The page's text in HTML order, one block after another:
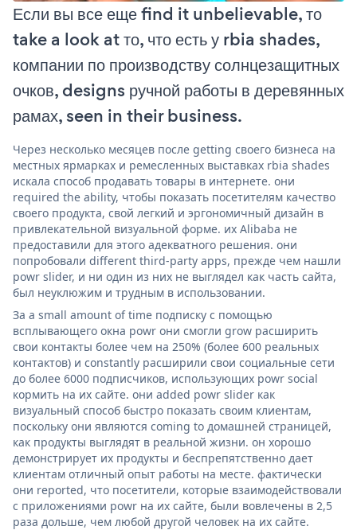
Если вы все еще find it unbelievable, то
take a look at то, что есть у rbia shades,
компании по производству солнцезащитных
очков, designs ручной работы в деревянных
рамах, seen in their business.
Через несколько месяцев после getting своего бизнеса на
местных ярмарках и ремесленных выставках rbia shades
искала способ продавать товары в интернете. они
required the ability, чтобы показать посетителям качество
своего продукта, свой легкий и эргономичный дизайн в
привлекательной визуальной форме. их Alibaba не
предоставили для этого адекватного решения. они
попробовали different third-party apps, прежде чем нашли
powr slider, и ни один из них не выглядел как часть сайта,
был неуклюжим и трудным в использовании.
За a small amount of time подписку с помощью
всплывающего окна powr они смогли grow расширить
свои контакты более чем на 250% (более 600 реальных
контактов) и constantly расширили свои социальные сети
до более 6000 подписчиков, использующих powr social
кормить на их сайте. они added powr slider как
визуальный способ быстро показать своим клиентам,
поскольку они являются coming to домашней страницей,
как продукты выглядят в реальной жизни. он хорошо
демонстрирует их продукты и беспрепятственно дает
клиентам отличный опыт работы на месте. фактически
они reported, что посетители, которые взаимодействовали
с приложениями powr на их сайте, были вовлечены в 2,5
раза дольше, чем любой другой человек на их сайте.